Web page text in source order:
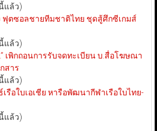
แล้ว)
ฟุตซอลชายทีมชาติไทย ชุดสู้ศึกซีเกมส์
แล้ว)
เพิกถอนการรับจดทะเบียน บ.สื่อโฆษณา
สาร
แล้ว)
รือใบเอเชีย หารือพัฒนากีฬาเรือใบไทย-
แล้ว)